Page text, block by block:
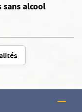
sans alcool